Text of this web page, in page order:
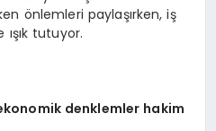
önlemleri paylaşırken, iş
ışık tutuyor.
denklemler hakim